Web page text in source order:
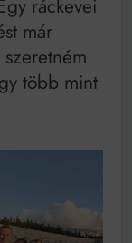
ráckevei
már
több mint